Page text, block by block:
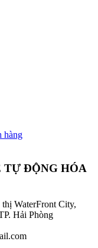
hàng
TỰ ĐỘNG HÓA
WaterFront City,
Hải Phòng